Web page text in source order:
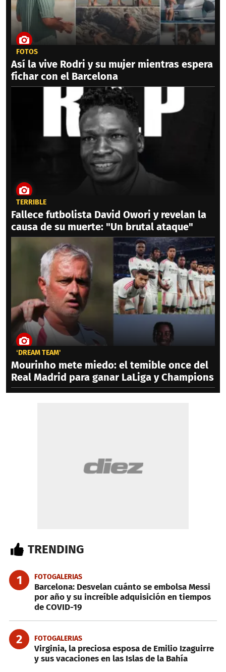
FOTOS
Así la vive Rodri y su mujer mientras espera
fichar con el Barcelona
TERRIBLE
Fallece futbolista David Owori y revelan la
causa de su muerte: "Un brutal ataque"
‘DREAM TEAM'
Mourinho mete miedo: el temible once del
Real Madrid para ganar LaLiga y Champions
TRENDING
1 FOTOGALERIAS
Barcelona: Desvelan cuánto se embolsa Messi
por año y su increíble adquisición en tiempos
de COVID-19
2 FOTOGALERIAS
Virginia, la preciosa esposa de Emilio Izaguirre
y sus vacaciones en las Islas de la Bahía